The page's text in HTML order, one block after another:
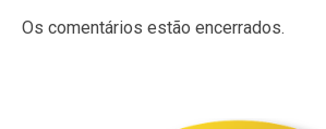
Os comentários estão encerrados.